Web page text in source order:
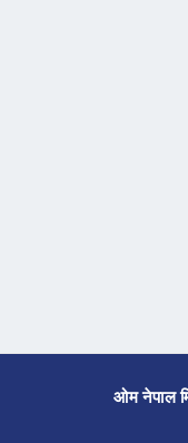
ओम नेपाल